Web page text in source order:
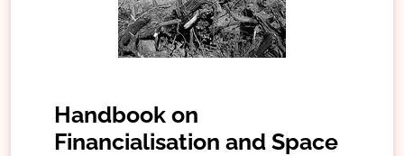
Handbook on
Financialisation and Space